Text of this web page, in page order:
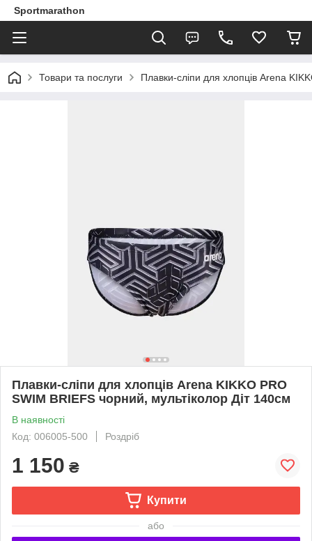
Sportmarathon
Товари та послуги Плавки-сліпи для хлопців Arena
Плавки-сліпи для хлопців Arena KIKKO PRO
SWIM BRIEFS чорний, мультіколор Діт 140см
В наявності
Код: 006005-500
Роздріб
1 150 ₴
Купити
або